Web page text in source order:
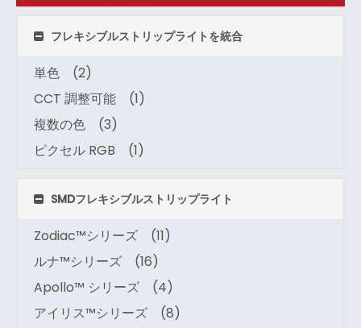
フレキシブルストリップライトを統合
単色
(2)
CCT 調整可能
(1)
複数の色
(3)
ピクセル RGB
(1)
SMDフレキシブルストリップライト
Zodiac™シリーズ
(11)
ルナ™シリーズ
(16)
Apollo™ シリーズ
(4)
アイリス™シリーズ
(8)